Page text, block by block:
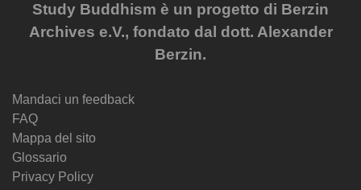
Study Buddhism è un progetto di Berzin
Archives e.V., fondato dal dott. Alexander
Berzin.
Mandaci un feedback
FAQ
Mappa del sito
Glossario
Privacy Policy